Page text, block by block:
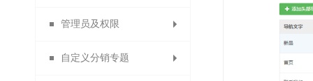
供应商提现申请
拼团退款申请
搭配套餐
打包一口价
抢红包拉粉丝
X+1链动分销
购物分享得优惠券
评价送积分
积分兑换商品
充值成为分销商
购物卡管理
骰子大王
短信群发
站内信
开通在线客服
微聊客服管理
管理员及权限
管理员
自定义分销专题